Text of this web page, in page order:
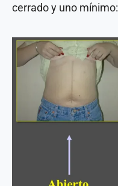
cerrado y uno mínimo: